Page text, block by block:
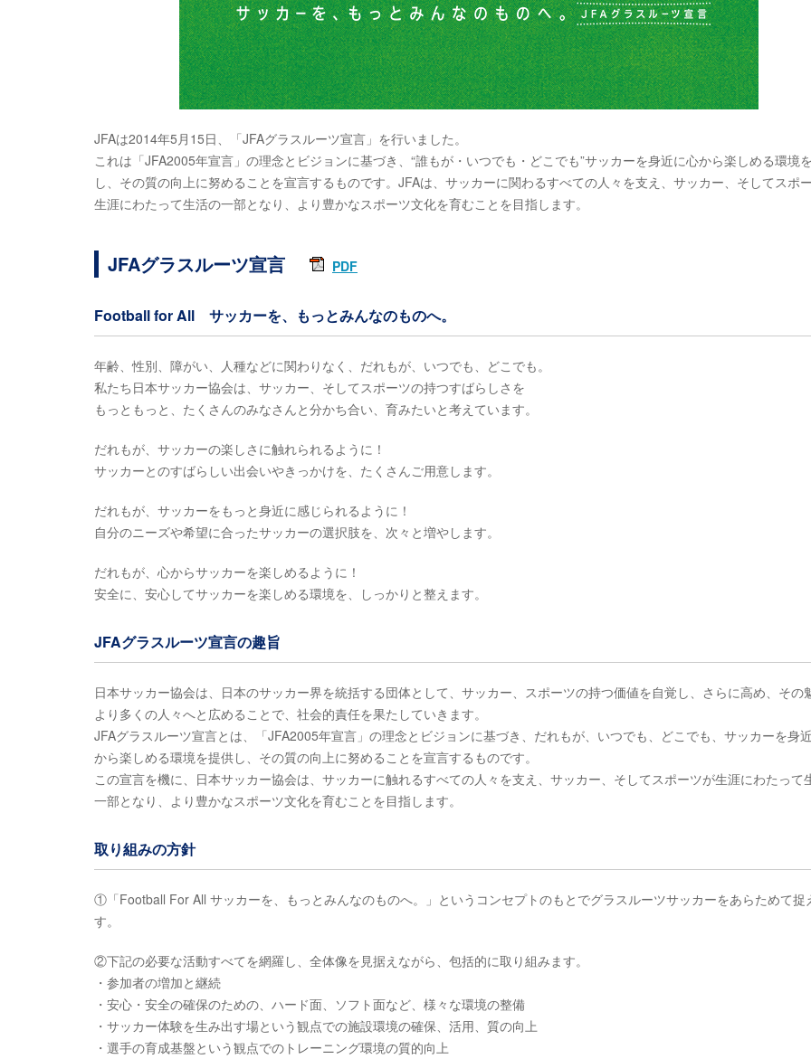
JFAは2014年5月15日、「JFAグラスルーツ宣言」を行いました。
これは「JFA2005年宣言」の理念とビジョンに基づき、“誰もが・いつでも・どこでも”サッカーを身近に心から楽しめる環境
し、その質の向上に努めることを宣言するものです。JFAは、サッカーに関わるすべての人々を支え、サッカー、そしてスポ
生涯にわたって生活の一部となり、より豊かなスポーツ文化を育むことを目指します。
JFAグラスルーツ宣言 PDF
Football for All サッカーを、もっとみんなのものへ。
年齢、性別、障がい、人種などに関わりなく、だれもが、いつでも、どこでも。
私たち日本サッカー協会は、サッカー、そしてスポーツの持つすばらしさを
もっともっと、たくさんのみなさんと分かち合い、育みたいと考えています。
だれもが、サッカーの楽しさに触れられるように！
サッカーとのすばらしい出会いやきっかけを、たくさんご用意します。
だれもが、サッカーをもっと身近に感じられるように！
自分のニーズや希望に合ったサッカーの選択肢を、次々と増やします。
だれもが、心からサッカーを楽しめるように！
安全に、安心してサッカーを楽しめる環境を、しっかりと整えます。
JFAグラスルーツ宣言の趣旨
日本サッカー協会は、日本のサッカー界を統括する団体として、サッカー、スポーツの持つ価値を自覚し、さらに高め、その
より多くの人々へと広めることで、社会的責任を果たしていきます。
JFAグラスルーツ宣言とは、「JFA2005年宣言」の理念とビジョンに基づき、だれもが、いつでも、どこでも、サッカーを身
から楽しめる環境を提供し、その質の向上に努めることを宣言するものです。
この宣言を機に、日本サッカー協会は、サッカーに触れるすべての人々を支え、サッカー、そしてスポーツが生涯にわたって
一部となり、より豊かなスポーツ文化を育むことを目指します。
取り組みの方針
①「Football For All サッカーを、もっとみんなのものへ。」というコンセプトのもとでグラスルーツサッカーをあらためて捉
す。
②下記の必要な活動すべてを網羅し、全体像を見据えながら、包括的に取り組みます。
・参加者の増加と継続
・安心・安全の確保のための、ハード面、ソフト面など、様々な環境の整備
・サッカー体験を生み出す場という観点での施設環境の確保、活用、質の向上
・選手の育成基盤という観点でのトレーニング環境の質的向上